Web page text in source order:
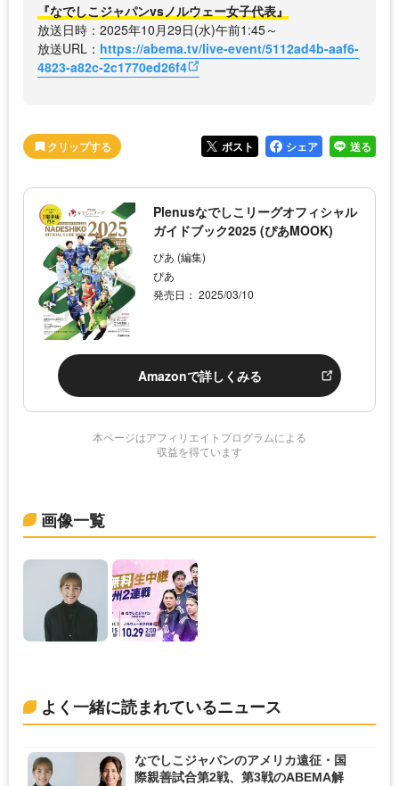
『なでしこジャパンvsノルウェー女子代表』
放送日時：2025年10月29日(水)午前1:45～
放送URL： https://abema.tv/live-event/5112ad4b-aaf6-
4823-a82c-2c1770ed26f4
ポスト シェア 送る
Plenusなでしこリーグオフィシャル
ガイドブック2025 (ぴあMOOK)
ぴあ (編集)
ぴあ
発売日： 2025/03/10
Amazonで詳しくみる
本ページはアフィリエイトプログラムによる
収益を得ています
画像一覧
よく一緒に読まれているニュース
なでしこジャパンのアメリカ遠征・国
際親善試合第2戦、第3戦のABEMA解